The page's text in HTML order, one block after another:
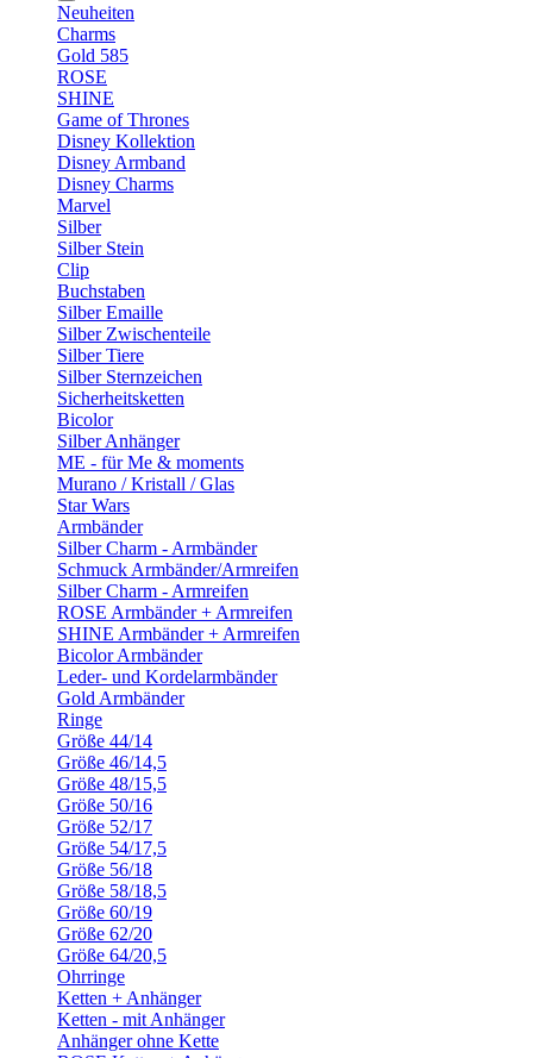
Neuheiten
Charms
Gold 585
ROSE
SHINE
Game of Thrones
Disney Kollektion
Disney Armband
Disney Charms
Marvel
Silber
Silber Stein
Clip
Buchstaben
Silber Emaille
Silber Zwischenteile
Silber Tiere
Silber Sternzeichen
Sicherheitsketten
Bicolor
Silber Anhänger
ME - für Me & moments
Murano / Kristall / Glas
Star Wars
Armbänder
Silber Charm - Armbänder
Schmuck Armbänder/Armreifen
Silber Charm - Armreifen
ROSE Armbänder + Armreifen
SHINE Armbänder + Armreifen
Bicolor Armbänder
Leder- und Kordelarmbänder
Gold Armbänder
Ringe
Größe 44/14
Größe 46/14,5
Größe 48/15,5
Größe 50/16
Größe 52/17
Größe 54/17,5
Größe 56/18
Größe 58/18,5
Größe 60/19
Größe 62/20
Größe 64/20,5
Ohrringe
Ketten + Anhänger
Ketten - mit Anhänger
Anhänger ohne Kette